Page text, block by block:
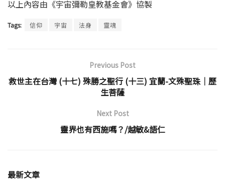
以上內容由《宇宙彌勒皇教基金會》協製
Tags: 信仰 宇宙 法身 靈魂
Previous Post
救世主在台灣 (十七) 殊勝之聖行 (十三) 宜蘭-文殊聖珠│歷
生菩薩
Next Post
靈界也有西施嗎？/越敏&語仁
最新文章